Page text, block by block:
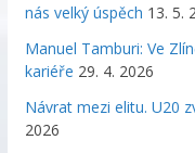
nás velký úspěch 13. 5.
Manuel Tamburi: Ve
kariéře 29. 4. 2026
Návrat mezi elitu. U20
2026